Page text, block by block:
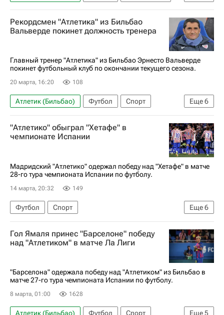
Чемпионат Испании по футболу
Рекордсмен "Атлетика" из Бильбао
Вальверде покинет должность тренера
Главный тренер "Атлетика" из Бильбао Эрнесто Вальверде
покинет футбольный клуб по окончании текущего сезона.
20 марта, 16:20 108
Еще6
Атлетик (Бильбао) Футбол
Спорт
Испания
Бильбао
Эрнесто Вальверде (футбол)
Барселона
"Атлетико" обыграл "Хетафе" в
чемпионате Испании
Мадридский "Атлетико" одержал победу над "Хетафе" в матче
28-го тура чемпионата Испании по футболу.
14 марта, 20:32 149
Еще6
Футбол
Спорт
Чемпионат Испании по футболу
Науэль Молина
Хетафе
Гол Ямаля принес "Барселоне" победу
над "Атлетиком" в матче Ла Лиги
"Барселона" одержала победу над "Атлетиком" из Бильбао в
матче 27-го тура чемпионата Испании по футболу.
8 марта, 01:00 1628
Еще5
Атлетик (Бильбао) Футбол
Спорт